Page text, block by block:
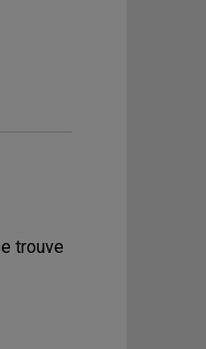
trouve